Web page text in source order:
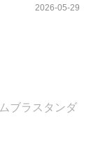
2026-05-29
ブラスタンダ